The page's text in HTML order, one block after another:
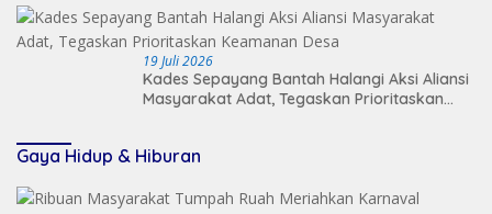
19 Juli 2026
Kades Sepayang Bantah Halangi Aksi Aliansi
Masyarakat Adat, Tegaskan Prioritaskan
Gaya Hidup & Hiburan